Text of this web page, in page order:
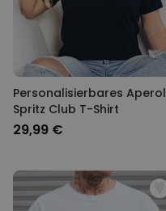
Personalisierbares Aperol
Spritz Club T-Shirt
29,99 €